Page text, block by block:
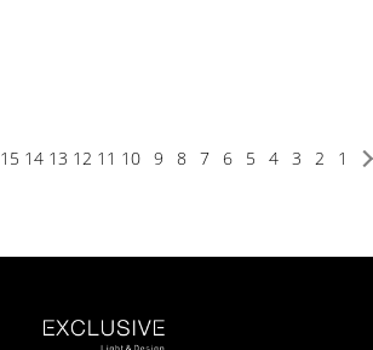
1
2
3
4
5
6
7
8
9
10
11
12
13
14
15